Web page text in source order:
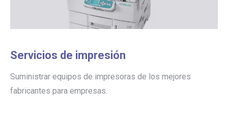
Servicios de impresión
Suministrar equipos de impresoras de los mejores
fabricantes para empresas.